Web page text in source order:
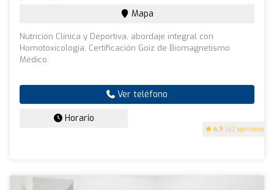
4.9 (62 opiniones)
Mapa
Nutrición Clínica y Deportiva, abordaje integral con
Homotoxicología. Certificación Goiz de Biomagnetismo
Médico.
Ver teléfono
Horario